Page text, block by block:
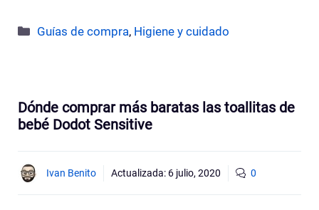
Categorías
Guías de compra, Higiene y cuidado
Dónde comprar más baratas las toallitas de
bebé Dodot Sensitive
Ivan Benito Actualizada: 6 julio, 2020 0